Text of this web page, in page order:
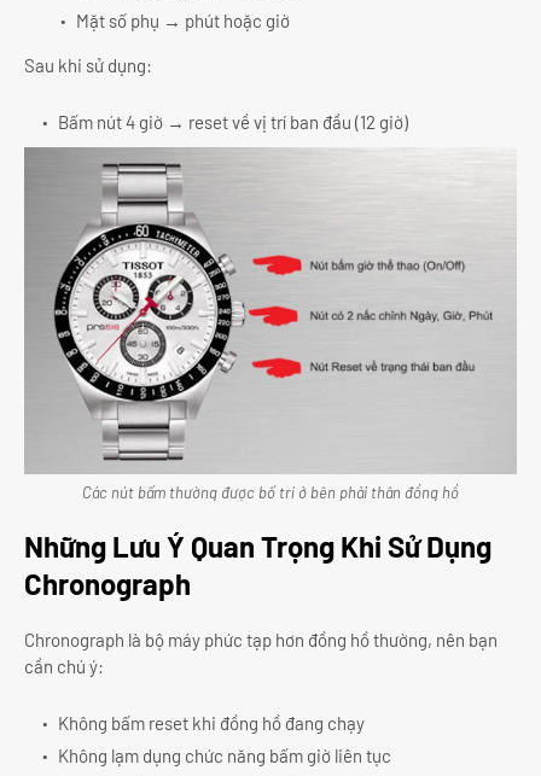
Mặt số phụ → phút hoặc giờ
Sau khi sử dụng:
Bấm nút 4 giờ → reset về vị trí ban đầu (12 giờ)
Các nút bấm thường được bố trí ở bên phải thân đồng hồ
Những Lưu Ý Quan Trọng Khi Sử Dụng
Chronograph
Chronograph là bộ máy phức tạp hơn đồng hồ thường, nên bạn
cần chú ý:
Không bấm reset khi đồng hồ đang chạy
Không lạm dụng chức năng bấm giờ liên tục